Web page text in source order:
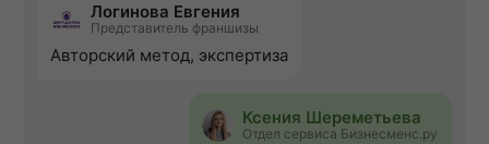
Логинова Евгения
Представитель франшизы
Авторский метод, экспертиза
Ксения Шереметьева
Отдел сервиса Бизнесменс.ру